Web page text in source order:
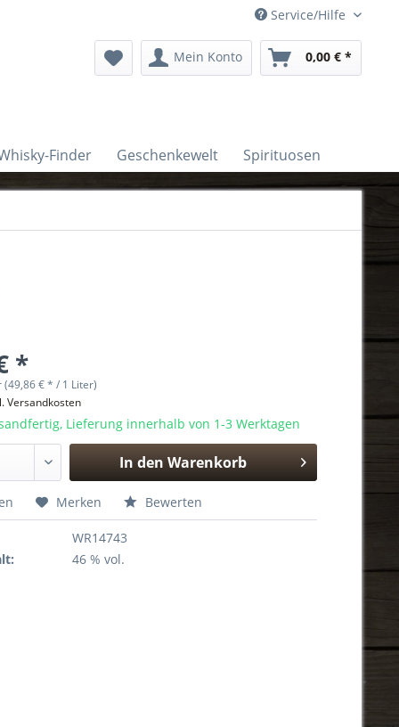
Service/Hilfe
Mein Konto 0,00 € *
Finder Geschenkewelt Spirituosen
*
(49,86 € * / 1 Liter)
Versandkosten
Lieferung innerhalb von 1-3 Werktagen
In den Warenkorb
Hinzugefügt
Merken Bewerten
WR14743
46 % vol.